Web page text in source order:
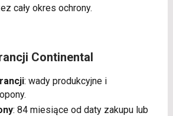
cały okres ochrony.
Continental
: wady produkcyjne i
: 84 miesiące od daty zakupu lub